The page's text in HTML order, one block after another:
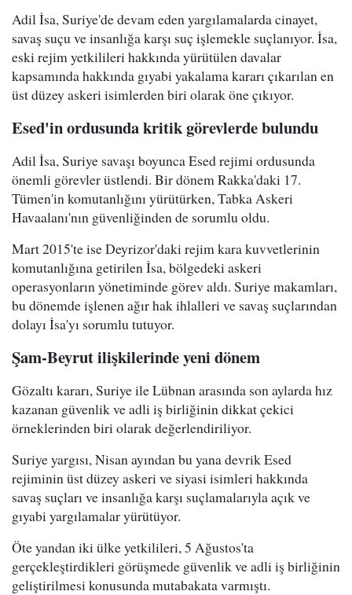
Adil İsa, Suriye'de devam eden yargılamalarda cinayet,
savaş suçu ve insanlığa karşı suç işlemekle suçlanıyor. İsa,
eski rejim yetkilileri hakkında yürütülen davalar
kapsamında hakkında gıyabi yakalama kararı çıkarılan en
üst düzey askeri isimlerden biri olarak öne çıkıyor.
Esed'in ordusunda kritik görevlerde bulundu
Adil İsa, Suriye savaşı boyunca Esed rejimi ordusunda
önemli görevler üstlendi. Bir dönem Rakka'daki 17.
Tümen'in komutanlığını yürütürken, Tabka Askeri
Havaalanı'nın güvenliğinden de sorumlu oldu.
Mart 2015'te ise Deyrizor'daki rejim kara kuvvetlerinin
komutanlığına getirilen İsa, bölgedeki askeri
operasyonların yönetiminde görev aldı. Suriye makamları,
bu dönemde işlenen ağır hak ihlalleri ve savaş suçlarından
dolayı İsa'yı sorumlu tutuyor.
Şam-Beyrut ilişkilerinde yeni dönem
Gözaltı kararı, Suriye ile Lübnan arasında son aylarda hız
kazanan güvenlik ve adli iş birliğinin dikkat çekici
örneklerinden biri olarak değerlendiriliyor.
Suriye yargısı, Nisan ayından bu yana devrik Esed
rejiminin üst düzey askeri ve siyasi isimleri hakkında
savaş suçları ve insanlığa karşı suçlamalarıyla açık ve
gıyabi yargılamalar yürütüyor.
Öte yandan iki ülke yetkilileri, 5 Ağustos'ta
gerçekleştirdikleri görüşmede güvenlik ve adli iş birliğinin
geliştirilmesi konusunda mutabakata varmıştı.